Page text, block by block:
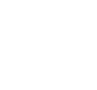
太穩定，